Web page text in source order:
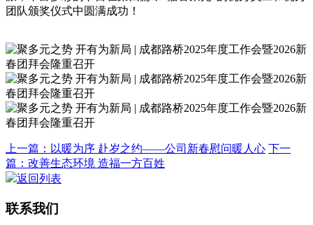
团队颁奖仪式中圆满成功！
上一篇：以暖为序 赴岁之约——公司新春慰问暖人心 下一
篇：改善生态环境 造福一方百姓
返回列表
联系我们